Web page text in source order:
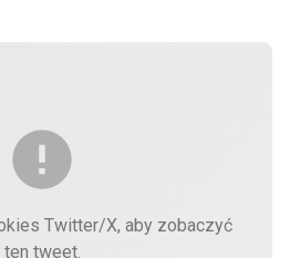
Twitter/X, aby zobaczyć
ten tweet.